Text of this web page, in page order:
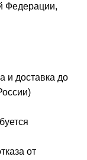
Федерации,
и доставка до
от